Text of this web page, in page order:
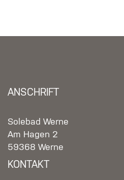
ANSCHRIFT
Solebad Werne
Am Hagen 2
59368 Werne
KONTAKT